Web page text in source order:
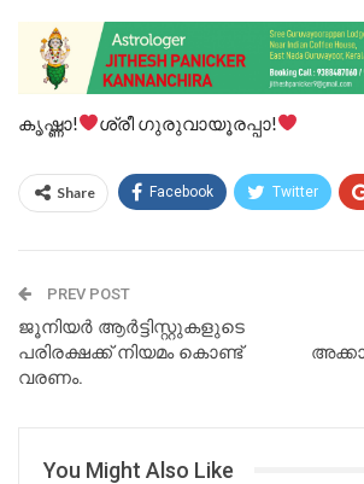
കൃഷ്ണാ! ശ്രീ ഗുരുവായൂരപ്പാ!
Share Facebook Twitter
PREV POST
ജൂനിയർ ആർട്ടിസ്റ്റുകളുടെ
പരിരക്ഷക്ക് നിയമം കൊണ്ട്
വരണം.
You Might Also Like